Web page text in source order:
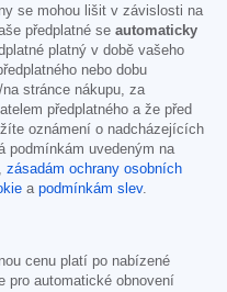
se mohou lišit v závislosti na
předplatné se automaticky
platný v době vašeho
nebo dobu
stránce nákupu, za
předplatného a že před
oznámení o nadcházejících
podmínkám uvedeným na
, zásadám ochrany osobních
a podmínkám slev.
cenu platí po nabízené
pro automatické obnovení